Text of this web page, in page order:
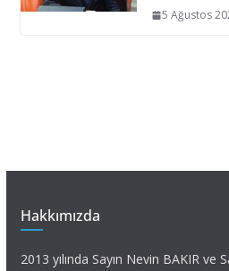
5 Ağustos
Hakkımızda
2013 yılında Sayın Nevin BAKIR ve